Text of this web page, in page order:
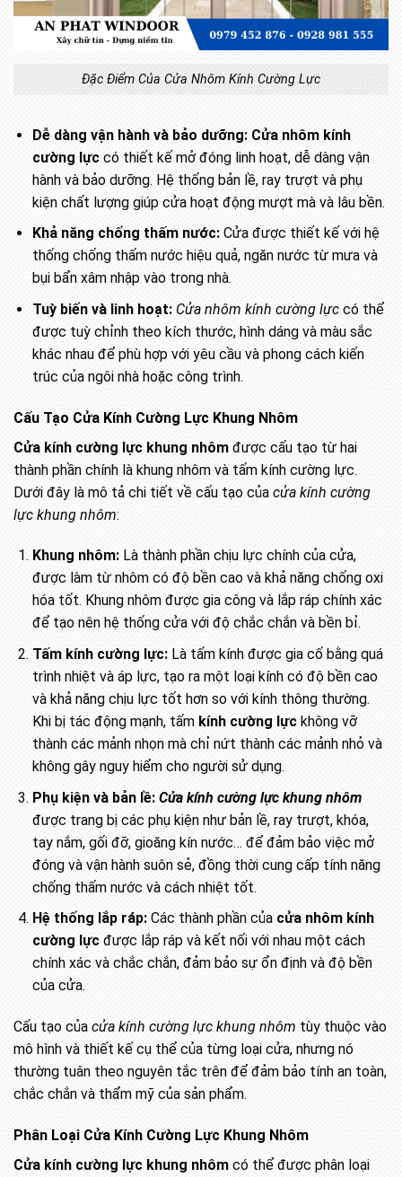
Đặc Điểm Của Cửa Nhôm Kính Cường Lực
Dễ dàng vận hành và bảo dưỡng: Cửa nhôm kính
cường lựccó thiết kế mở đóng linh hoạt, dễ dàng vận
hành và bảo dưỡng. Hệ thống bản lề, ray trượt và phụ
kiện chất lượng giúp cửa hoạt động mượt mà và lâu bền.
Khả năng chống thấm nước:Cửa được thiết kế với hệ
thống chống thấm nước hiệu quả, ngăn nước từ mưa và
bụi bẩn xâm nhập vào trong nhà.
Tuỳ biến và linh hoạt: Cửa nhôm kính cường lựccó thể
được tuỳ chỉnh theo kích thước, hình dáng và màu sắc
khác nhau để phù hợp với yêu cầu và phong cách kiến
trúc của ngôi nhà hoặc công trình.
Cấu Tạo Cửa Kính Cường Lực Khung Nhôm
Cửa kính cường lực khung nhôm được cấu tạo từ hai
thành phần chính là khung nhôm và tấm kính cường lực.
Dưới đây là mô tả chi tiết về cấu tạo của cửa kính cường
lực khung nhôm:
Khung nhôm:Là thành phần chịu lực chính của cửa,
được làm từ nhôm có độ bền cao và khả năng chống oxi
hóa tốt. Khung nhôm được gia công và lắp ráp chính xác
để tạo nên hệ thống cửa với độ chắc chắn và bền bỉ.
Tấm kính cường lực:Là tấm kính được gia cố bằng quá
trình nhiệt và áp lực, tạo ra một loại kính có độ bền cao
và khả năng chịu lực tốt hơn so với kính thông thường.
Khi bị tác động mạnh, tấm kính cường lựckhông vỡ
thành các mảnh nhọn mà chỉ nứt thành các mảnh nhỏ và
không gây nguy hiểm cho người sử dụng.
Phụ kiện và bản lề: Cửa kính cường lực khung nhôm
được trang bị các phụ kiện như bản lề, ray trượt, khóa,
tay nắm, gối đỡ, gioăng kín nước… để đảm bảo việc mở
đóng và vận hành suôn sẻ, đồng thời cung cấp tính năng
chống thấm nước và cách nhiệt tốt.
Hệ thống lắp ráp:Các thành phần của cửa nhôm kính
cường lựcđược lắp ráp và kết nối với nhau một cách
chính xác và chắc chắn, đảm bảo sự ổn định và độ bền
của cửa.
Cấu tạo của cửa kính cường lực khung nhôm tùy thuộc vào
mô hình và thiết kế cụ thể của từng loại cửa, nhưng nó
thường tuân theo nguyên tắc trên để đảm bảo tính an toàn,
chắc chắn và thẩm mỹ của sản phẩm.
Phân Loại Cửa Kính Cường Lực Khung Nhôm
Cửa kính cường lực khung nhôm có thể được phân loại